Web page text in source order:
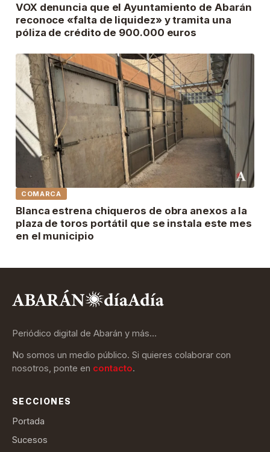
VOX denuncia que el Ayuntamiento de Abarán
reconoce «falta de liquidez» y tramita una
póliza de crédito de 900.000 euros
COMARCA
Blanca estrena chiqueros de obra anexos a la
plaza de toros portátil que se instala este mes
en el municipio
Periódico digital de Abarán y más…
No somos un medio público. Si quieres colaborar con
nosotros, ponte en contacto.
SECCIONES
Portada
Sucesos